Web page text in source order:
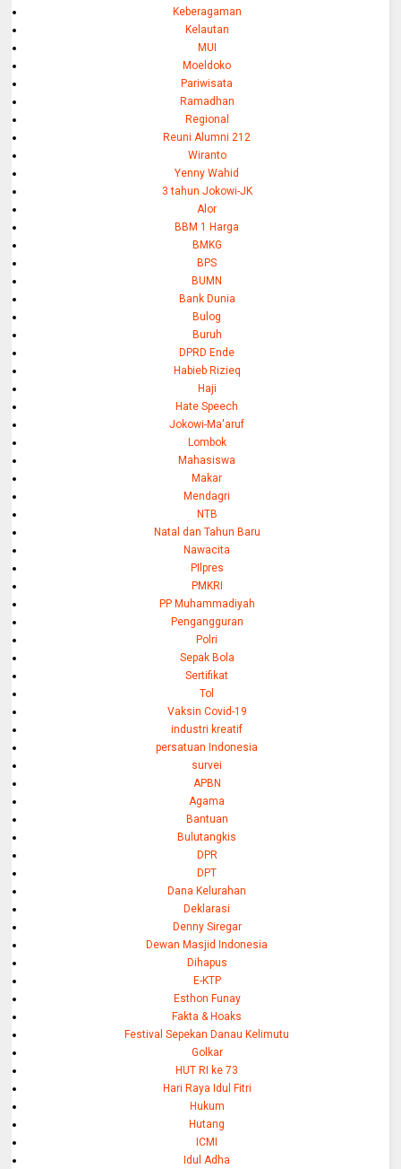
Keberagaman
Kelautan
MUI
Moeldoko
Pariwisata
Ramadhan
Regional
Reuni Alumni 212
Wiranto
Yenny Wahid
3 tahun Jokowi-JK
Alor
BBM 1 Harga
BMKG
BPS
BUMN
Bank Dunia
Bulog
Buruh
DPRD Ende
Habieb Rizieq
Haji
Hate Speech
Jokowi-Ma'aruf
Lombok
Mahasiswa
Makar
Mendagri
NTB
Natal dan Tahun Baru
Nawacita
PIlpres
PMKRI
PP Muhammadiyah
Pengangguran
Polri
Sepak Bola
Sertifikat
Tol
Vaksin Covid-19
industri kreatif
persatuan Indonesia
survei
APBN
Agama
Bantuan
Bulutangkis
DPR
DPT
Dana Kelurahan
Deklarasi
Denny Siregar
Dewan Masjid Indonesia
Dihapus
E-KTP
Esthon Funay
Fakta & Hoaks
Festival Sepekan Danau Kelimutu
Golkar
HUT RI ke 73
Hari Raya Idul Fitri
Hukum
Hutang
ICMI
Idul Adha